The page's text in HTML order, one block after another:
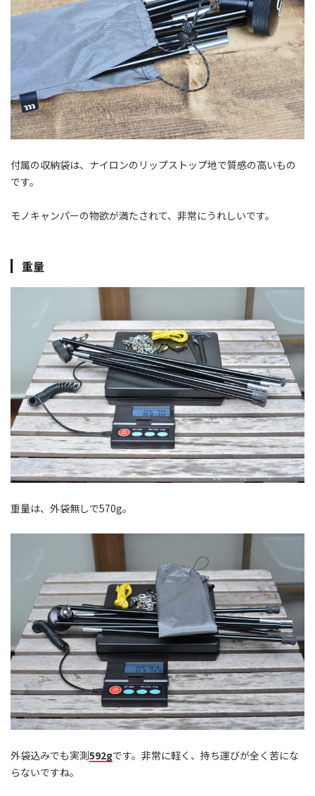
付属の収納袋は、ナイロンのリップストップ地で質感の高いもの
です。
モノキャンパーの物欲が満たされて、非常にうれしいです。
重量
重量は、外袋無しで570g。
外袋込みでも実測592gです。非常に軽く、持ち運びが全く苦にな
らないですね。